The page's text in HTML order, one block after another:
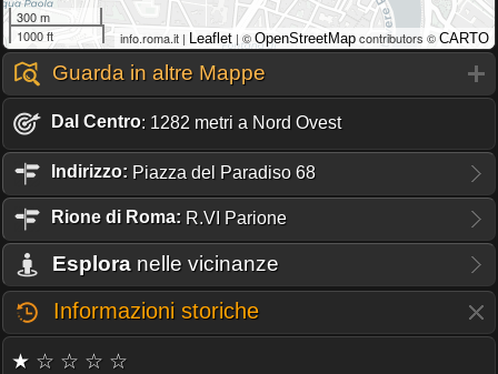
300 m
1000 ft
info.roma.it | Leaflet | © OpenStreetMap contributors © CARTO
Guarda in altre Mappe
Dal Centro: 1282 metri a Nord Ovest
Indirizzo: Piazza del Paradiso 68
Rione di Roma: R.VI Parione
Esplora nelle vicinanze
Informazioni storiche
★ ☆ ☆ ☆ ☆